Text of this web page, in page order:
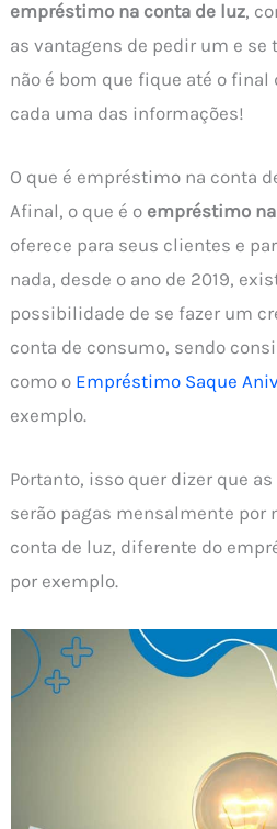
empréstimo na conta de luz,
as vantagens de pedir um e
não é bom que fique até o
cada uma das informações!
O que é empréstimo na conta
Afinal, o que é o empréstimo
oferece para seus clientes e
nada, desde o ano de 2019,
possibilidade de se fazer um
conta de consumo, sendo
como o Empréstimo Saque
exemplo.
Portanto, isso quer dizer que
serão pagas mensalmente por
conta de luz, diferente do
por exemplo.